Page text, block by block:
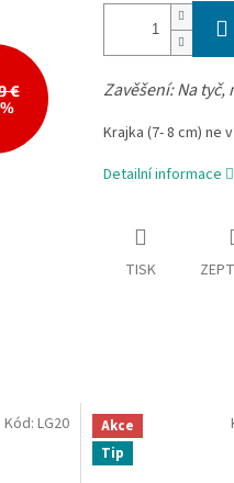
€
Zavěšení:Na tyč,
Krajka (7- 8 cm)
Detailní informace
TISK
Kód: LG20
Akce
Tip